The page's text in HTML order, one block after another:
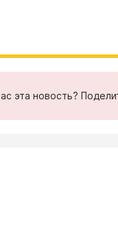
эта новость?